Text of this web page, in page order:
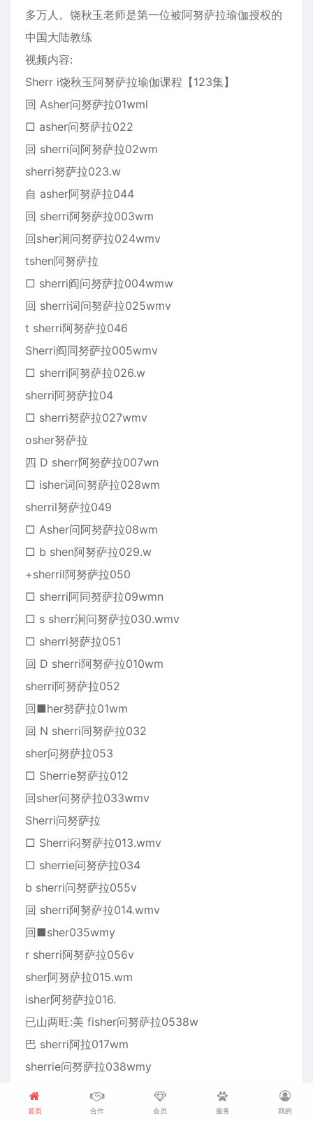
多万人。饶秋玉老师是第一位被阿努萨拉瑜伽授权的
中国大陆教练
视频内容:
Sherr i饶秋玉阿努萨拉瑜伽课程【123集】
回 Asher问努萨拉01wml
□ asher问努萨拉022
回 sherri问阿努萨拉02wm
sherri努萨拉023.w
自 asher阿努萨拉044
回 sherri阿努萨拉003wm
回sher涧问努萨拉024wmv
tshen阿努萨拉
□ sherri阎问努萨拉004wmw
回 sherri词问努萨拉025wmv
t sherri阿努萨拉046
Sherri阎同努萨拉005wmv
□ sherri阿努萨拉026.w
sherri阿努萨拉04
□ sherri努萨拉027wmv
osher努萨拉
四 D sherr阿努萨拉007wn
□ isher词问努萨拉028wm
sherril努萨拉049
□ Asher问阿努萨拉08wm
□ b shen阿努萨拉029.w
+sherril阿努萨拉050
□ sherri阿同努萨拉09wmn
□ s sherr涧问努萨拉030.wmv
□ sherri努萨拉051
回 D sherri阿努萨拉010wm
sherri阿努萨拉052
回■her努萨拉01wm
回 N sherri同努萨拉032
sher问努萨拉053
□ Sherrie努萨拉012
回sher问努萨拉033wmv
Sherri问努萨拉
□ Sherri闷努萨拉013.wmv
□ sherrie问努萨拉034
b sherri问努萨拉055v
回 sherri阿努萨拉014.wmv
回■sher035wmy
r sherri阿努萨拉056v
sher阿努萨拉015.wm
isher阿努萨拉016.
已山两旺:美 fisher问努萨拉0538w
巴 sherri阿拉017wm
sherrie问努萨拉038wmy
Sherrie问努萨拉0
Sherri同努萨拉01&wmw
首页 合作 会员 服务 我的